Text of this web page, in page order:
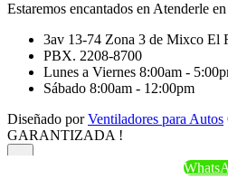
Estaremos encantados en Atenderle
3av 13-74 Zona 3 de Mixco El
PBX. 2208-8700
Lunes a Viernes 8:00am -
Sábado 8:00am - 12:00pm
Diseñado porVentiladores para Autos
GARANTIZADA !